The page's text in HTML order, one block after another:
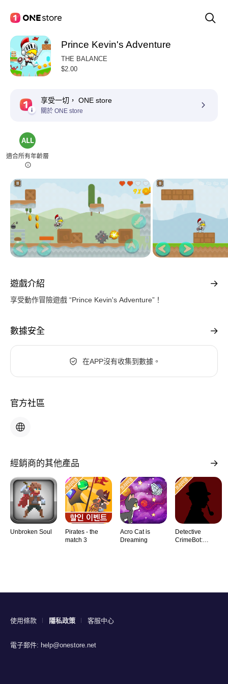
Prince Kevin's Adventure
THE BALANCE
$2.00
享受一切， ONE store
關於 ONE store
適合所有年齡層
遊戲介紹
享受動作冒險遊戲 “Prince Kevin's Adventure”！
數據安全
在APP沒有收集到數據。
官方社區
經銷商的其他產品
Unbroken Soul
Pirates - the
match 3
Acro Cat is
Dreaming
Detective
CrimeBot:
使用條款 隱私政策 客服中心
電子郵件: help@onestore.net